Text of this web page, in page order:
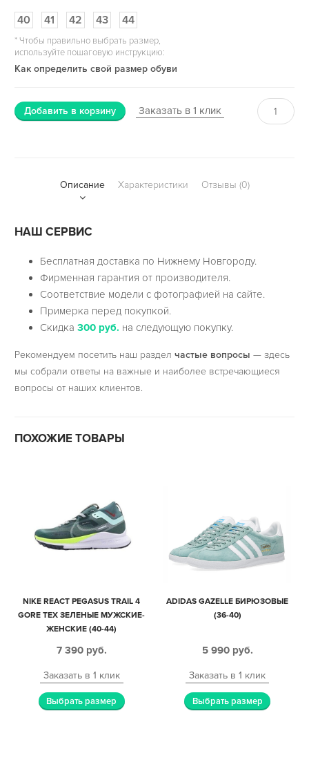
40 41 42 43 44
*Чтобы правильно выбрать размер,
используйте пошаговую инструкцию:
Как определить свой размер обуви
Добавить в корзину Заказать в 1 клик
Описание Характеристики Отзывы (0)
НАШ СЕРВИС
Бесплатная доставка по Нижнему Новгороду.
Фирменная гарантия от производителя.
Соответствие модели с фотографией на сайте.
Примерка перед покупкой.
Скидка300 руб. на следующую покупку.
Рекомендуем посетить наш раздел частые вопросы — здесь
мы собрали ответы на важные и наиболее встречающиеся
вопросы от наших клиентов.
ПОХОЖИЕ ТОВАРЫ
NIKE REACT PEGASUS TRAIL 4
GORE TEX ЗЕЛЕНЫЕ МУЖСКИЕ-
ЖЕНСКИЕ (40-44)
7 390 руб.
Заказать в 1 клик
Выбрать размер
ADIDAS GAZELLE БИРЮЗОВЫЕ
(36-40)
5 990 руб.
Заказать в 1 клик
Выбрать размер